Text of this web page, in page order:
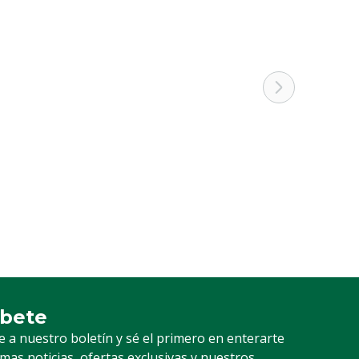
a nuestro boletín y sé el primero en enterarte
a nuestro boletín